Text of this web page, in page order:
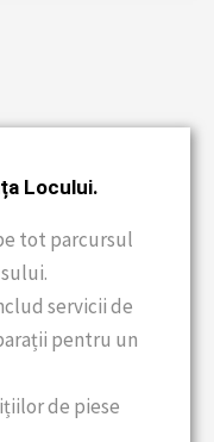
Locului.
tot parcursul
servicii de
pentru un
de piese